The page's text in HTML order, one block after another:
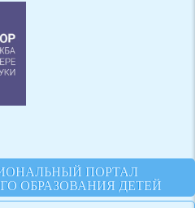
ПОРТАЛ
ОБРАЗОВАНИЯ ДЕТЕЙ